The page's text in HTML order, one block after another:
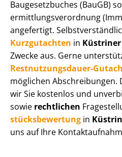
Baugesetzbuches (BauGB)
ermitt­lungs­ver­ord­nung
angefertigt.
Kurzgutachten in
Zwecke aus. Gerne
Rest­nut­zungs­dau­er-
möglichen
wir Sie kostenlos und
sowie rechtlichen
stücks­be­wer­tung in
uns auf Ihre